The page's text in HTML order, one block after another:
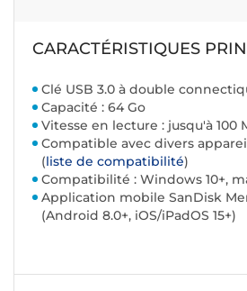
CARACTÉRISTIQUES
Clé USB 3.0 à double
Capacité : 64 Go
Vitesse en lecture : jusqu'à 100
Compatible avec divers
(liste de compatibilité)
Compatibilité : Windows 10+,
Application mobile SanDisk
(Android 8.0+, iOS/iPadOS 15+)